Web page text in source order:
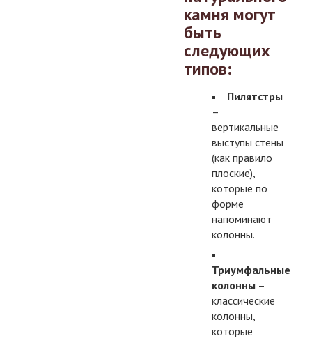
камня могут
быть
следующих
типов:
Пилятстры
–
вертикальные
выступы стены
(как правило
плоские),
которые по
форме
напоминают
колонны.
Триумфальные
колонны –
классические
колонны,
которые